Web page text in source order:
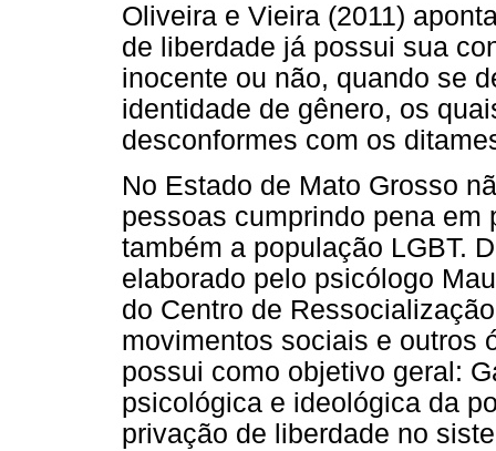
Oliveira e Vieira (2011)
de liberdade já possui sua
inocente ou não, quando se
identidade de gênero, os
desconformes com os
No Estado de Mato Grosso
pessoas cumprindo pena em
também a população LGBT.
elaborado pelo psicólogo
do Centro de
movimentos sociais e outros
possui como objetivo geral:
psicológica e ideológica da
privação de liberdade no